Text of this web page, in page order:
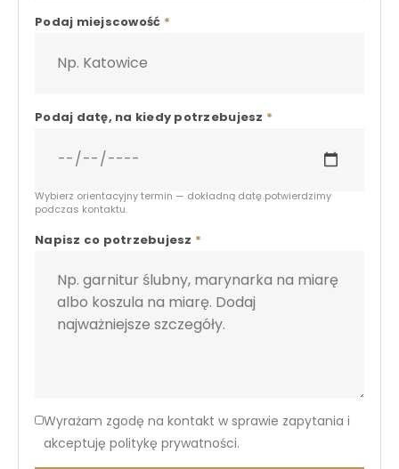
Podaj miejscowość *
Podaj datę, na kiedy potrzebujesz *
Wybierz orientacyjny termin — dokładną datę potwierdzimy
podczas kontaktu.
Napisz co potrzebujesz *
Wyrażam zgodę na kontakt w sprawie zapytania i
akceptuję politykę prywatności.